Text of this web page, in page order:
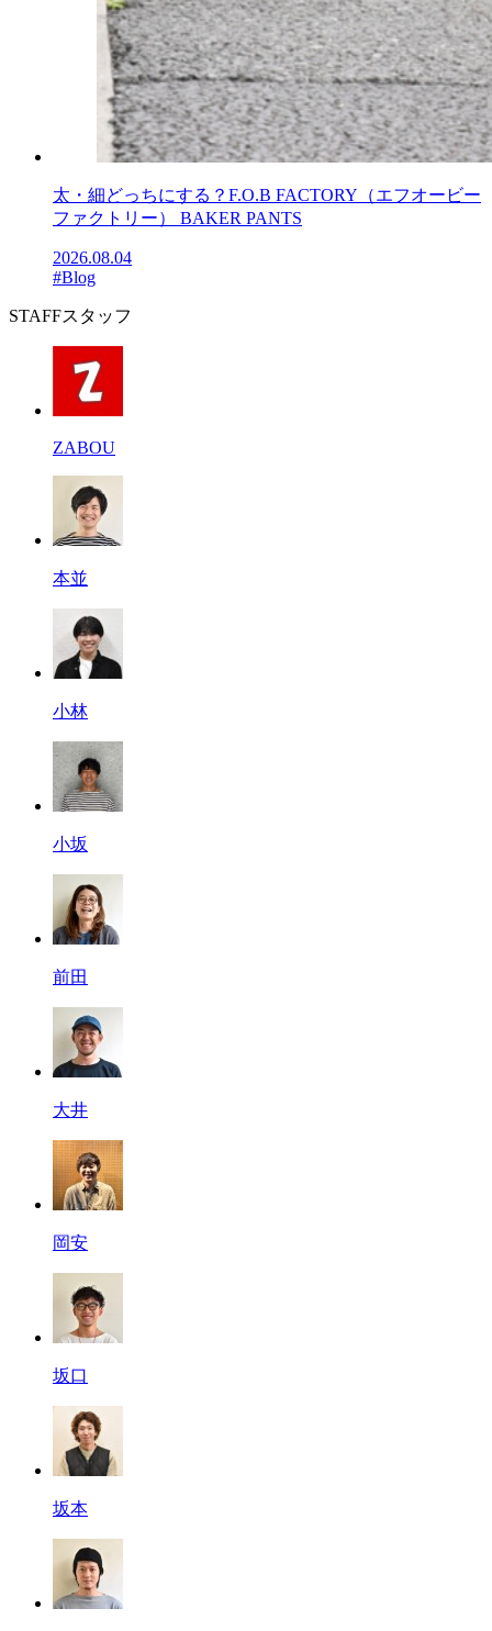
太・細どっちにする？F.O.B FACTORY（エフオービー
ファクトリー） BAKER PANTS
2026.08.04
#Blog
STAFFスタッフ
ZABOU
本並
小林
小坂
前田
大井
岡安
坂口
坂本